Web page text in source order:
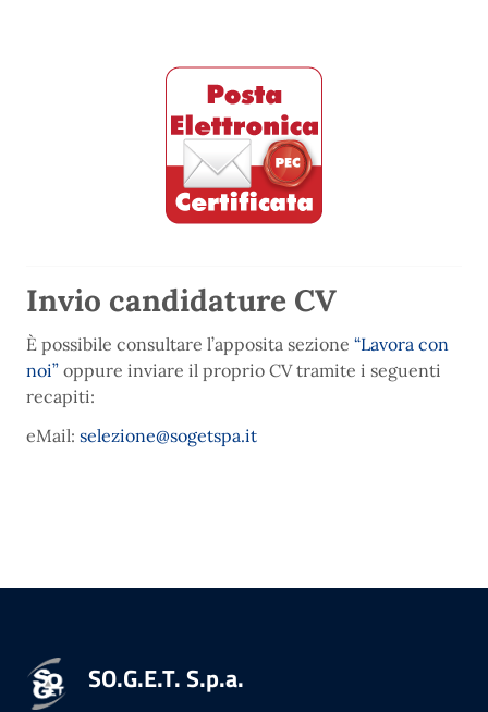
Invio candidature CV
È possibile consultare l’apposita sezione “Lavora con
noi” oppure inviare il proprio CV tramite i seguenti
recapiti:
eMail: selezione@sogetspa.it
SO.G.E.T. S.p.a.